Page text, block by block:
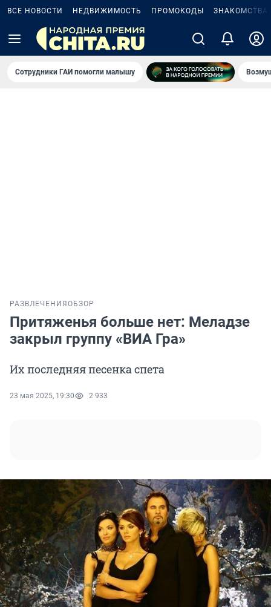
ВСЕ НОВОСТИ НЕДВИЖИМОСТЬ ПРОМОКОДЫ ЗНАКОМСТВА
Сотрудники ГАИ помогли малышу
РАЗВЛЕЧЕНИЯ ОБЗОР
Притяженья больше нет: Меладзе
закрыл группу «ВИА Гра»
Их последняя песенка спета
23 мая 2025, 19:30 2 933